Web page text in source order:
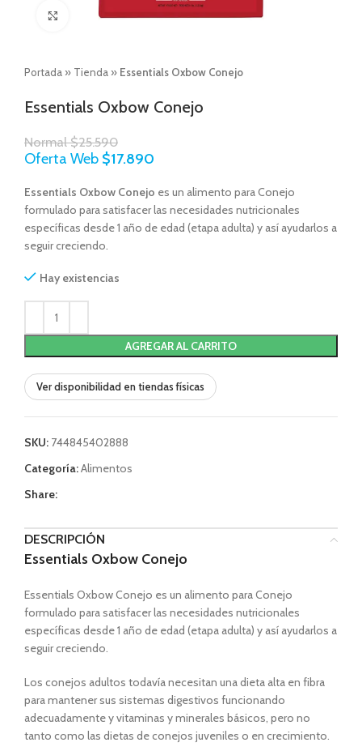
Click to enlarge
Portada » Tienda » Essentials Oxbow Conejo
Essentials Oxbow Conejo
Normal$25.590
Oferta Web $17.890
Essentials Oxbow Conejo es un alimento para Conejo
formulado para satisfacer las necesidades nutricionales
específicas desde 1 año de edad (etapa adulta) y así ayudarlos a
seguir creciendo.
Hay existencias
AGREGAR AL CARRITO
Ver disponibilidad en tiendas físicas
SKU: 744845402888
Categoría:Alimentos
Share:
DESCRIPCIÓN
Essentials Oxbow Conejo
Essentials Oxbow Conejo es un alimento para Conejo
formulado para satisfacer las necesidades nutricionales
específicas desde 1 año de edad (etapa adulta) y así ayudarlos a
seguir creciendo.
Los conejos adultos todavía necesitan una dieta alta en fibra
para mantener sus sistemas digestivos funcionando
adecuadamente y vitaminas y minerales básicos, pero no
tanto como las dietas de conejos juveniles o en crecimiento.